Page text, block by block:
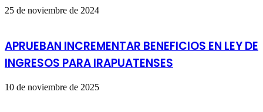
25 de noviembre de 2024
APRUEBAN INCREMENTAR BENEFICIOS EN LEY DE
INGRESOS PARA IRAPUATENSES
10 de noviembre de 2025